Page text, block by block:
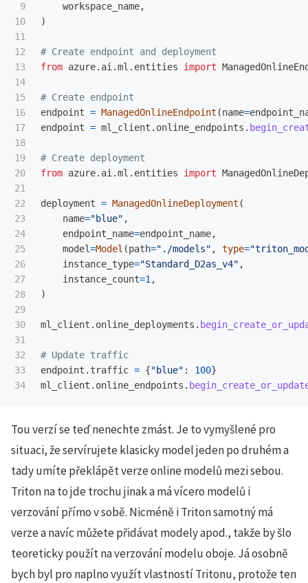
9
10
11
12
13
14
15
16
17
18
19
20
21
22
23
24
25
26
27
28
29
30
31
32
33
workspace_name,
)
from azure.ai.ml.entities import
endpoint = ManagedOnlineEndpoint (name=
endpoint = ml_client . online_endpoints .
from azure.ai.ml.entities import
deployment = ManagedOnlineDeployment (
name="blue" ,
endpoint_name=endpoint_name,
model=Model (path=" ./models" , type="
instance_type="Standard_D2as_v4" ,
instance_count=1,
)
ml_client . online_deployments .
endpoint . traffic = {"blue" : 100}
ml_client . online_endpoints .
Tou verzí se teď nenechte zmást. Je to vymyšlené pro
situaci, že servírujete klasicky model jeden po druhém a
tady umíte překlápět verze online modelů mezi sebou.
Triton na to jde trochu jinak a má vícero modelů i
verzování přímo v sobě. Nicméně i Triton samotný má
verze a navíc můžete přidávat modely apod., takže by šlo
teoreticky použít na verzování modelu oboje. Já osobně
bych byl pro naplno využít vlastností Tritonu, protože ten